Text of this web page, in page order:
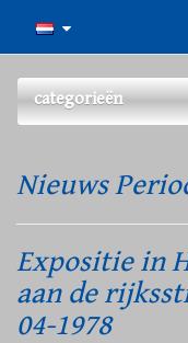
categorieën
Nieuws
Expositie in
aan de
04-1978